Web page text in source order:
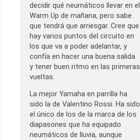
decidir qué neumáticos llevar en el
Warm Up de mañana, pero sabe
que tendrá que arriesgar. Cree que
hay varios puntos del circuito en
los que va a poder adelantar, y
confía en hacer una buena salida
y tener buen ritmo en las primeras
vueltas.
La mejor Yamaha en parrilla ha
sido la de Valentino Rossi. Ha sido
el único de los de la marca de los
diapasones que ha equipado
neumáticos de lluvia, aunque